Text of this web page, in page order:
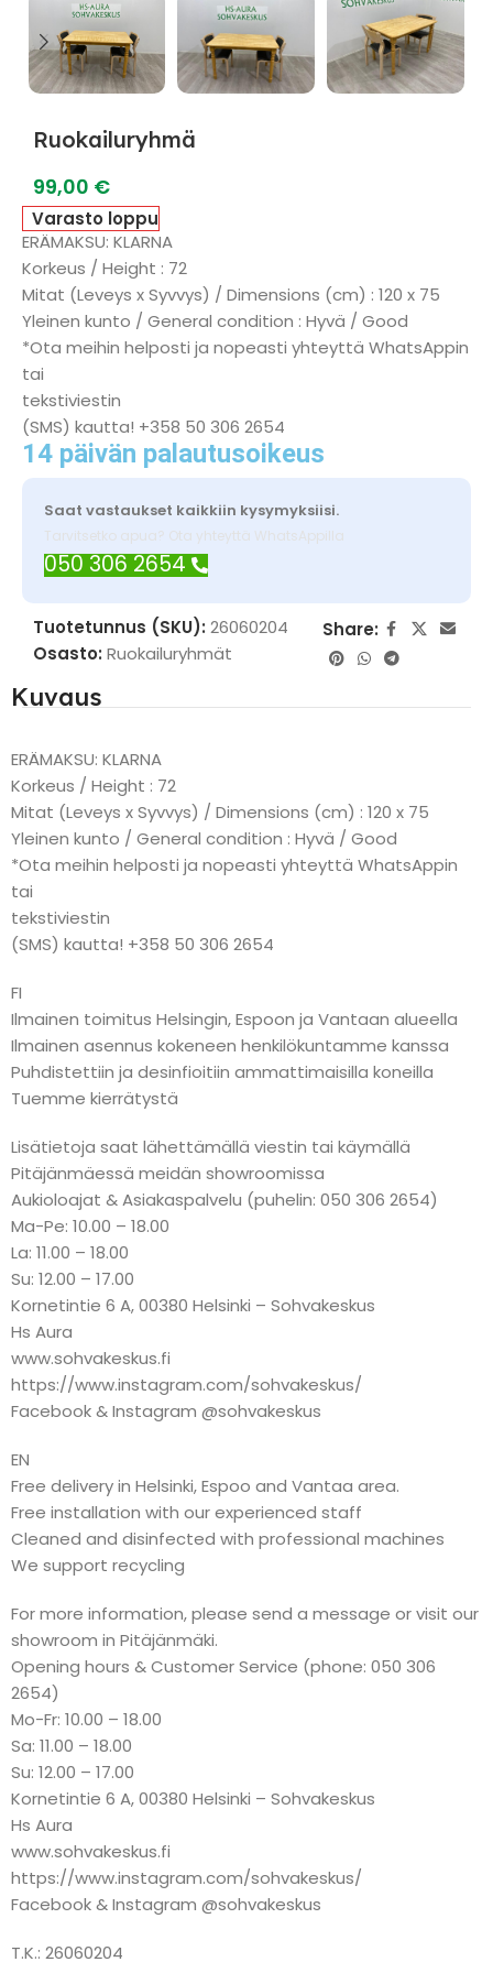
Ruokailuryhmä
99,00 €
Varasto loppu
ERÄMAKSU: KLARNA
Korkeus / Height : 72
Mitat (Leveys x Syvvys) / Dimensions (cm) : 120 x 75
Yleinen kunto / General condition : Hyvä / Good
*Ota meihin helposti ja nopeasti yhteyttä WhatsAppin
tai
tekstiviestin
(SMS) kautta! +358 50 306 2654
14 päivän palautusoikeus
Saat vastaukset kaikkiin kysymyksiisi.
Tarvitsetko apua? Ota yhteyttä WhatsAppilla
050 306 2654
Tuotetunnus (SKU): 26060204
Osasto: Ruokailuryhmät
Share:
Kuvaus
ERÄMAKSU: KLARNA
Korkeus / Height : 72
Mitat (Leveys x Syvvys) / Dimensions (cm) : 120 x 75
Yleinen kunto / General condition : Hyvä / Good
*Ota meihin helposti ja nopeasti yhteyttä WhatsAppin
tai
tekstiviestin
(SMS) kautta! +358 50 306 2654
FI
Ilmainen toimitus Helsingin, Espoon ja Vantaan alueella
Ilmainen asennus kokeneen henkilökuntamme kanssa
Puhdistettiin ja desinfioitiin ammattimaisilla koneilla
Tuemme kierrätystä
Lisätietoja saat lähettämällä viestin tai käymällä
Pitäjänmäessä meidän showroomissa
Aukioloajat & Asiakaspalvelu (puhelin: 050 306 2654)
Ma-Pe: 10.00 – 18.00
La: 11.00 – 18.00
Su: 12.00 – 17.00
Kornetintie 6 A, 00380 Helsinki – Sohvakeskus
Hs Aura
www.sohvakeskus.fi
https://www.instagram.com/sohvakeskus/
Facebook & Instagram @sohvakeskus
EN
Free delivery in Helsinki, Espoo and Vantaa area.
Free installation with our experienced staff
Cleaned and disinfected with professional machines
We support recycling
For more information, please send a message or visit our
showroom in Pitäjänmäki.
Opening hours & Customer Service (phone: 050 306
2654)
Mo-Fr: 10.00 – 18.00
Sa: 11.00 – 18.00
Su: 12.00 – 17.00
Kornetintie 6 A, 00380 Helsinki – Sohvakeskus
Hs Aura
www.sohvakeskus.fi
https://www.instagram.com/sohvakeskus/
Facebook & Instagram @sohvakeskus
T.K.: 26060204